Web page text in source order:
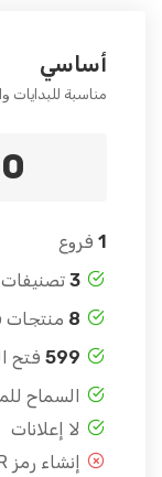
أساسي
مناسبة للبدايات
1 فروع
3 تصنيفات
8
599 فتح
السماح
لا إعلانات